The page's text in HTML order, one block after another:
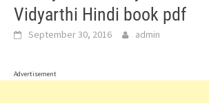
Vidyarthi Hindi book pdf
September 30, 2016 admin
Advertisement